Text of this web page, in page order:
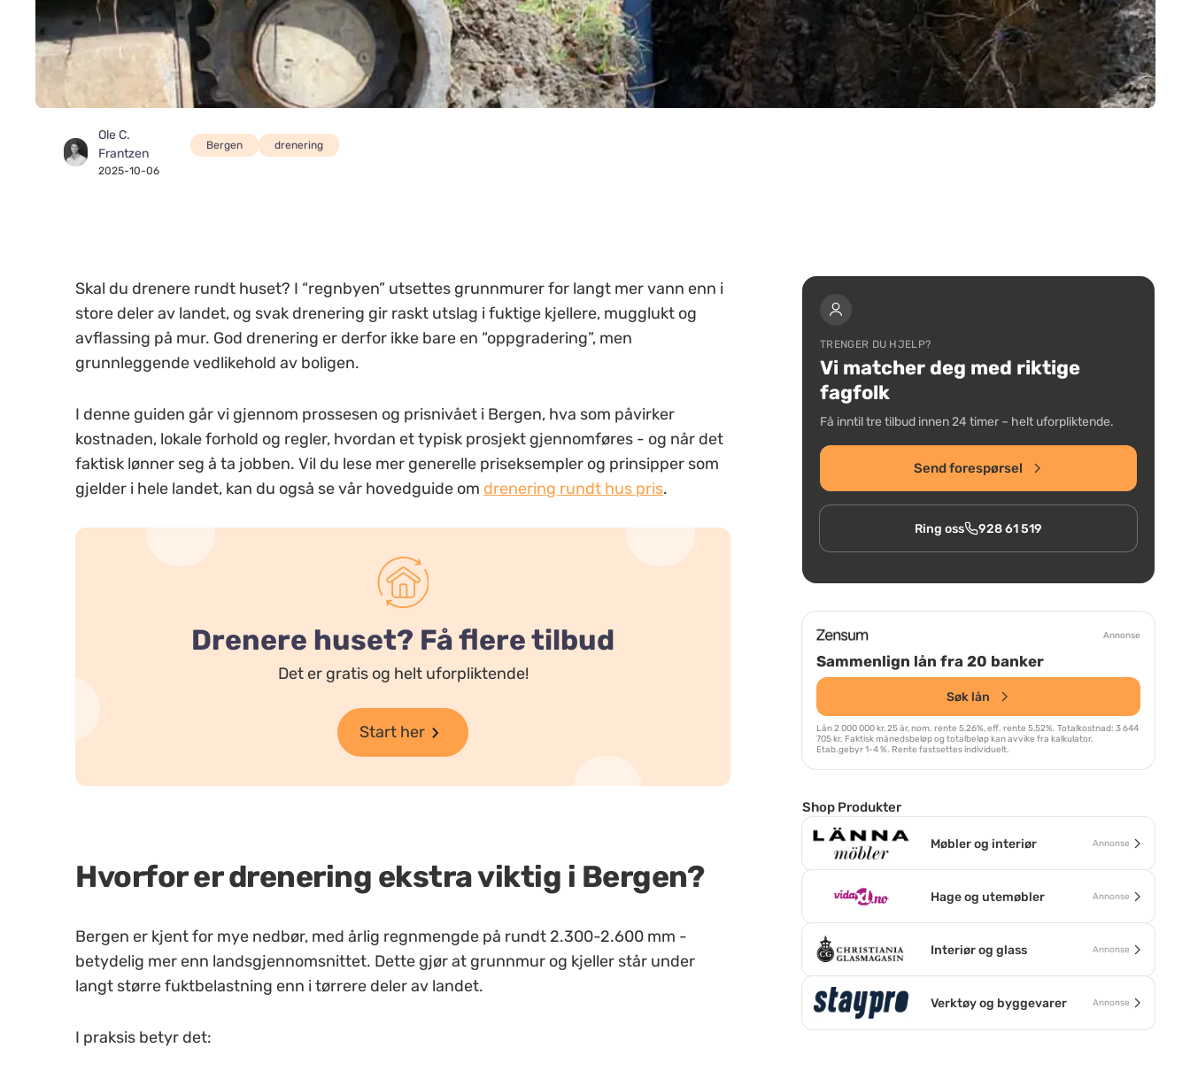
Ole C.
Frantzen
2025-10-06
Bergen drenering
Skal du drenere rundt huset? I “regnbyen” utsettes grunnmurer for langt mer vann enn i
store deler av landet, og svak drenering gir raskt utslag i fuktige kjellere, mugglukt og
avflassing på mur. God drenering er derfor ikke bare en “oppgradering”, men
grunnleggende vedlikehold av boligen.
I denne guiden går vi gjennom prossesen og prisnivået i Bergen, hva som påvirker
kostnaden, lokale forhold og regler, hvordan et typisk prosjekt gjennomføres - og når det
faktisk lønner seg å ta jobben. Vil du lese mer generelle priseksempler og prinsipper som
gjelder i hele landet, kan du også se vår hovedguide om drenering rundt hus pris.
Drenere huset? Få flere tilbud
Det er gratis og helt uforpliktende!
Start her
Hvorfor er drenering ekstra viktig i Bergen?
Bergen er kjent for mye nedbør, med årlig regnmengde på rundt 2.300-2.600 mm -
betydelig mer enn landsgjennomsnittet. Dette gjør at grunnmur og kjeller står under
langt større fuktbelastning enn i tørrere deler av landet.
I praksis betyr det:
TRENGER DU HJELP?
Vi matcher deg med riktige
fagfolk
Få inntil tre tilbud innen 24 timer – helt uforpliktende.
Send forespørsel
Ring oss 928 61 519
Annonse
Sammenlign lån fra 20 banker
Søk lån
Lån 2 000 000 kr, 25 år, nom. rente 5,26%, eff. rente 5,52%. Totalkostnad: 3 644
705 kr. Faktisk månedsbeløp og totalbeløp kan avvike fra kalkulator.
Etab.gebyr 1-4 %. Rente fastsettes individuelt.
Shop Produkter
Møbler og interiør Annonse
Hage og utemøbler Annonse
Interiør og glass Annonse
Verktøy og byggevarer Annonse